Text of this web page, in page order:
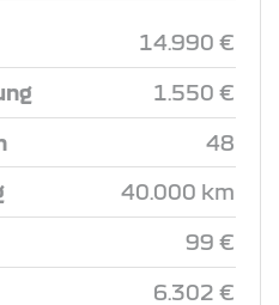
14.990 €
1.550 €
48
40.000 km
99 €
6.302 €